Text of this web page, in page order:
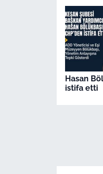
Hasan
istifa etti